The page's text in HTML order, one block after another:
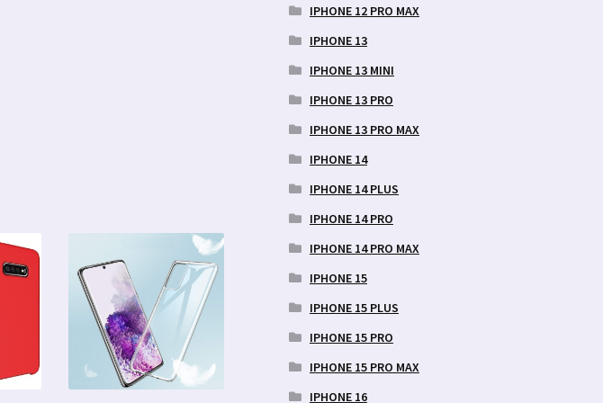
IPHONE 12 PRO MAX
IPHONE 13
IPHONE 13 MINI
IPHONE 13 PRO
IPHONE 13 PRO MAX
IPHONE 14
IPHONE 14 PLUS
IPHONE 14 PRO
IPHONE 14 PRO MAX
IPHONE 15
IPHONE 15 PLUS
IPHONE 15 PRO
IPHONE 15 PRO MAX
IPHONE 16